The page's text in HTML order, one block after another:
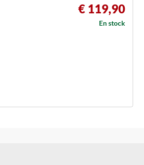
€ 119,90
En stock